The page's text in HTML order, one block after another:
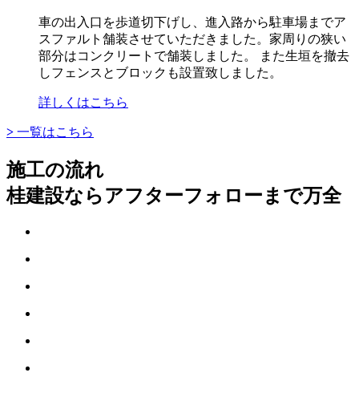
車の出入口を歩道切下げし、進入路から駐車場までア
スファルト舗装させていただきました。家周りの狭い
部分はコンクリートで舗装しました。 また生垣を撤去
しフェンスとブロックも設置致しました。
詳しくはこちら
> 一覧はこちら
施工の流れ
桂建設ならアフターフォローまで万全